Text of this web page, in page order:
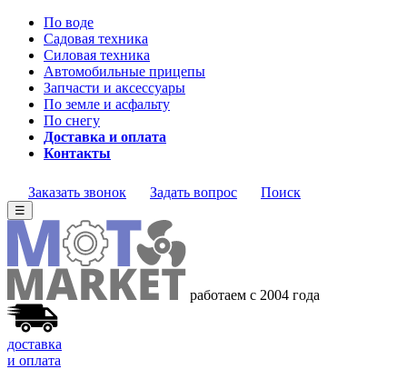
По воде
Садовая техника
Силовая техника
Автомобильные прицепы
Запчасти и аксессуары
По земле и асфальту
По снегу
Доставка и оплата
Контакты
Заказать звонок Задать вопрос Поиск
☰
работаем с 2004 года
доставка
и оплата